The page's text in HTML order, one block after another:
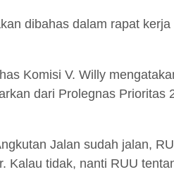
dibahas dalam rapat
Komisi V. Willy
dari Prolegnas Prioritas
Jalan sudah jalan,
Kalau tidak, nanti RUU